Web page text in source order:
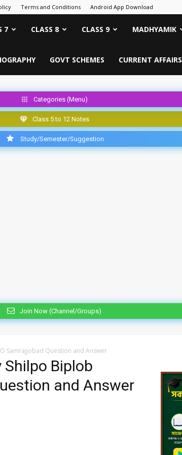
Terms and Conditions Android App Download
7 CLASS 8 CLASS 9 MADHYAMIK
GOVT SCHEMES CURRENT AFFAIRS
Categories (Menu)
Class 5 to 12 Notes
Study/Semester/Suggestion
Join Now (Channel/Groups)
Samrajjobad Question and Answer
Shilpo Biplob
and Answer